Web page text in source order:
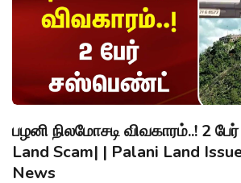
பழனி நிலமோசடி விவகாரம்..! 2
Land Scam| | Palani Land
News